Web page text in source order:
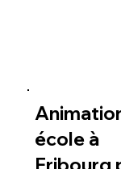
école à
Fribourg